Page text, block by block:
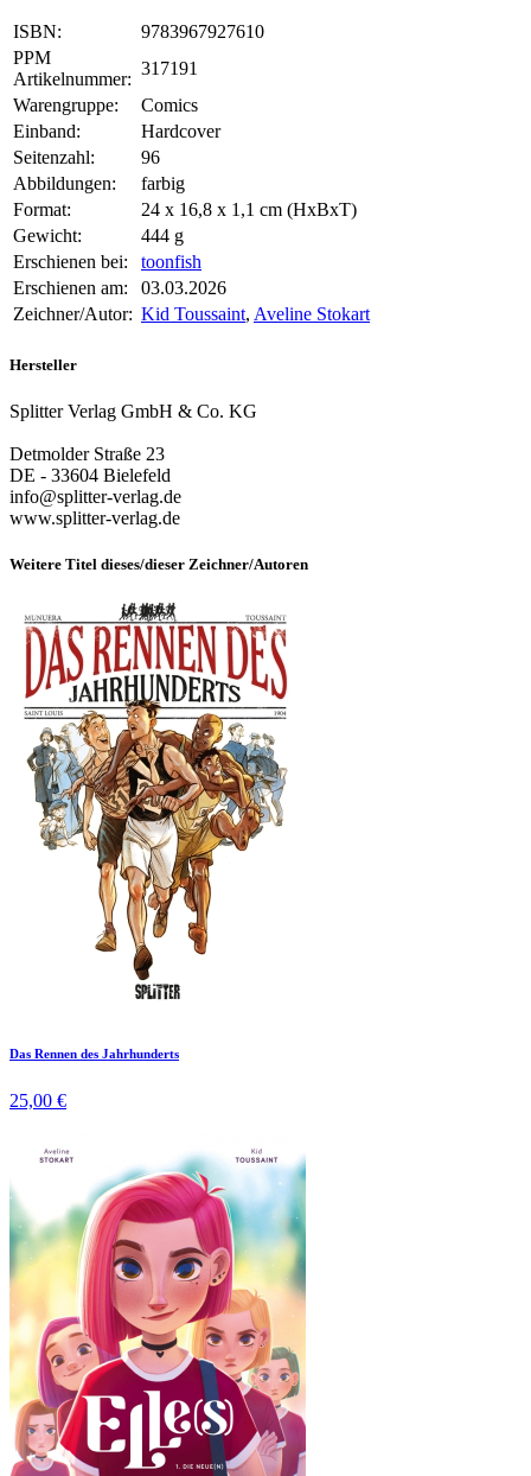
ISBN:
9783967927610
PPM
Artikelnummer:
317191
Warengruppe:
Comics
Einband:
Hardcover
Seitenzahl:
96
Abbildungen:
farbig
Format:
24 x 16,8 x 1,1 cm (HxBxT)
Gewicht:
444 g
Erschienen bei:
toonfish
Erschienen am:
03.03.2026
Zeichner/Autor: Kid Toussaint, Aveline Stokart
Hersteller
Splitter Verlag GmbH & Co. KG
Detmolder Straße 23
DE - 33604 Bielefeld
info@splitter-verlag.de
www.splitter-verlag.de
Weitere Titel dieses/dieser Zeichner/Autoren
Das Rennen des Jahrhunderts
25,00 €